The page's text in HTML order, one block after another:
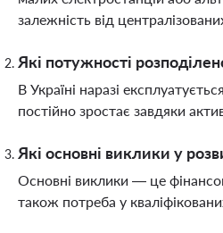
залежність від
Які потужності
В Україні наразі
постійно зростає завдяки
Які основні виклики у
Основні виклики — це
також потреба у